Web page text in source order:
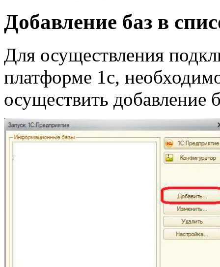
Добавление баз в
Для осуществления
платформе 1с,
осуществить